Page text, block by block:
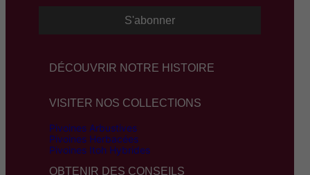
DÉCOUVRIR NOTRE HISTOIRE
VISITER NOS COLLECTIONS
Pivoines Arbustives
Pivoines Herbacées
Pivoines Itoh Hybrides
OBTENIR DES CONSEILS